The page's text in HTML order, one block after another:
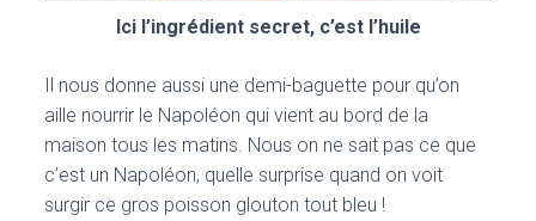
Ici l’ingrédient secret, c’est l’huile
Il nous donne aussi une demi-baguette pour qu’on
aille nourrir le Napoléon qui vient au bord de la
maison tous les matins. Nous on ne sait pas ce que
c’est un Napoléon, quelle surprise quand on voit
surgir ce gros poisson glouton tout bleu !